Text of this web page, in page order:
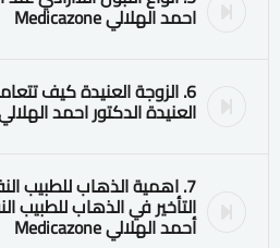
احمد الهلالي Medicazone
6. الزوجة العنيدة كيف
العنيدة الدكتور احمد
7. اهمية الذهاب للطبيب
التأخير في الذهاب للطبيب
أحمد الهلالي Medicazone